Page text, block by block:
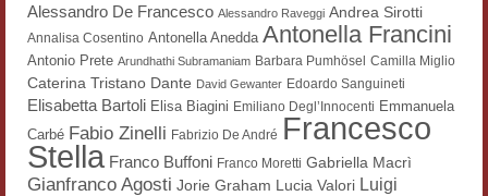
Summer School DH
ERASMUS/DEMM
Storia e forme della canzone
Pubblicazioni
Alessandro De Francesco Alessandro Raveggi Andrea Sirotti
Annalisa Cosentino Antonella Anedda Antonella Francini
Antonio Prete Arundhathi Subramaniam Barbara Pumhösel Camilla Miglio
Caterina Tristano Dante David Gewanter Edoardo Sanguineti
Elisabetta Bartoli Elisa Biagini Emiliano Degl’Innocenti Emmanuela
Carbé Fabio Zinelli Fabrizio De André Francesco
Stella Franco Buffoni Franco Moretti Gabriella Macrì
Gianfranco Agosti Jorie Graham Lucia Valori Luigi